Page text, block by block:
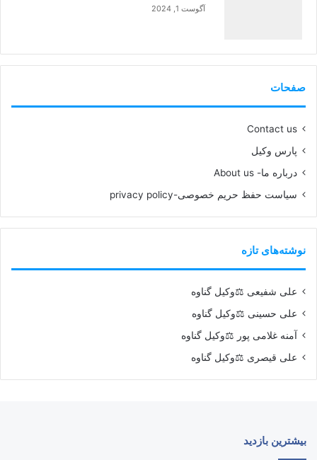
آگوست 1, 2024
صفحات
Contact us
پارس وکیل
درباره ما- About us
سیاست حفظ حریم خصوصی-privacy policy
نوشته‌های تازه
علی شفیعی ⚖️وکیل گناوه
علی حسینی ⚖️وکیل گناوه
آمنه غلامی پور ⚖️وکیل گناوه
علی قیصری ⚖️وکیل گناوه
بیشترین بازدید